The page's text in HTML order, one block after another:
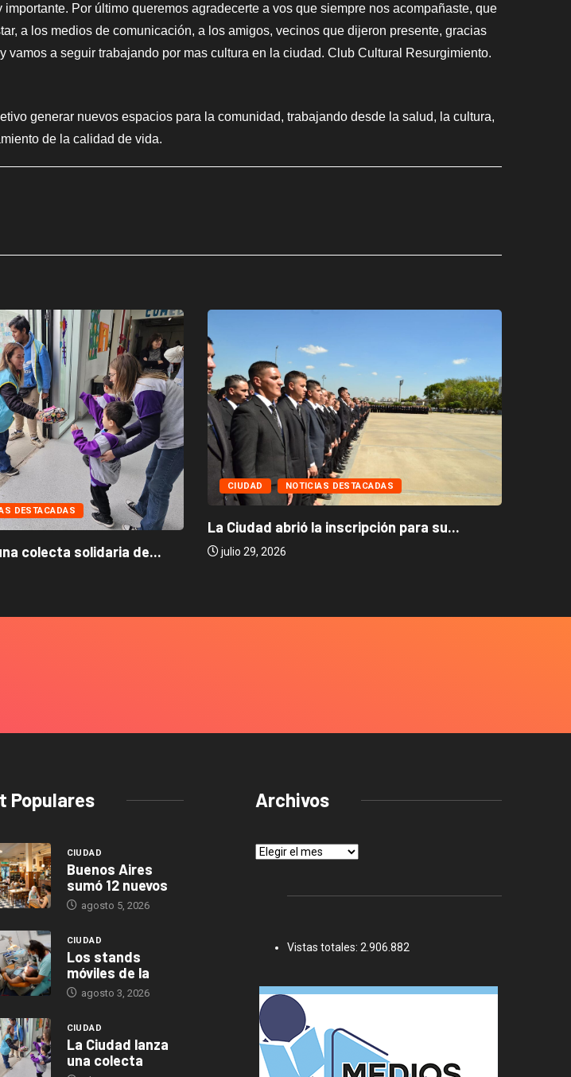
Por último queremos agradecerte a vos que siempre nos acompañaste, que
a los medios de comunicación, a los amigos, vecinos que dijeron presente, gracias
a seguir trabajando por mas cultura en la ciudad. Club Cultural Resurgimiento.
generar nuevos espacios para la comunidad, trabajando desde la salud, la cultura,
de la calidad de vida.
DESTACADAS
colecta solidaria de...
CIUDAD NOTICIAS DESTACADAS
La Ciudad abrió la inscripción para su...
julio 29, 2026
Populares
CIUDAD
Buenos Aires
sumó 12 nuevos
agosto 5, 2026
CIUDAD
Los stands
móviles de la
agosto 3, 2026
CIUDAD
La Ciudad lanza
una colecta
Archivos
Archivos
Vistas totales: 2.906.882